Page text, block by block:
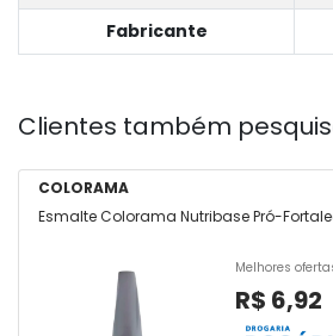
Fabricante
Clientes também
COLORAMA
Esmalte Colorama Nutribase Pró-
Melhores
R$ 6,92